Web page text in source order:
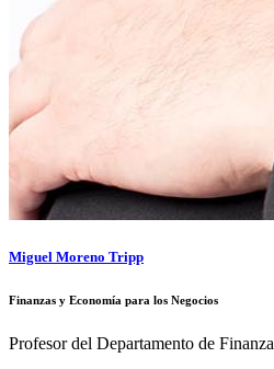
Miguel Moreno Tripp
Finanzas y Economía para los Negocios
Profesor del Departamento de